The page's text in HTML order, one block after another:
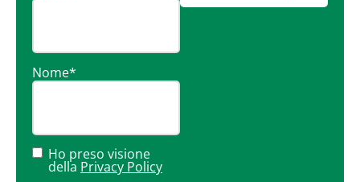
Nome*
Ho preso visione
della Privacy Policy